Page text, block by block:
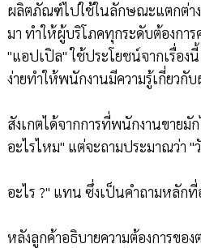
ผลิตภัณฑ์ไปใช้ในลักษณะแตกต่าง
มา ทำให้ผู้บริโภคทุกระดับต้องกา
"แอปเปิล" ใช้ประโยชน์จากเรื่อ
ง่ายทำให้พนักงานมีความรู้เกี่ยว
สังเกตได้จากการที่พนักงานขายมั
อะไรไหม" แต่จะถามประมาณว่า
อะไร ?" แทน ซึ่งเป็นคำถามหลัก
หลังลูกค้าอธิบายความต้องการขอ